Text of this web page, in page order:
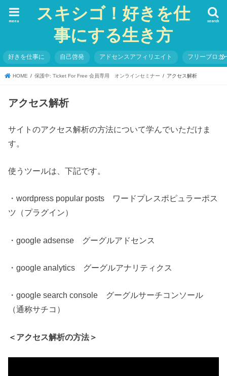
スキシゴ！好きを仕
事にする生き方
search
menu
好きを仕事に 自己啓発 アドセンスアフィリエイト フリーブロガ
HOME 保護中: Ticket For Free 会員専用 オンラインセミナー アクセス解析
アクセス解析
サイトのアクセス解析の方法について学んでいただけま
す。
使うツールは、下記です。
・wordpress popular posts ワードプレスポピュラーポス
ツ（プラグイン）
・google adsense グーグルアドセンス
・google analytics グーグルアナリティクス
・google search console グーグルサーチコンソール
（通称サチコ）
＜アクセス解析の方法＞